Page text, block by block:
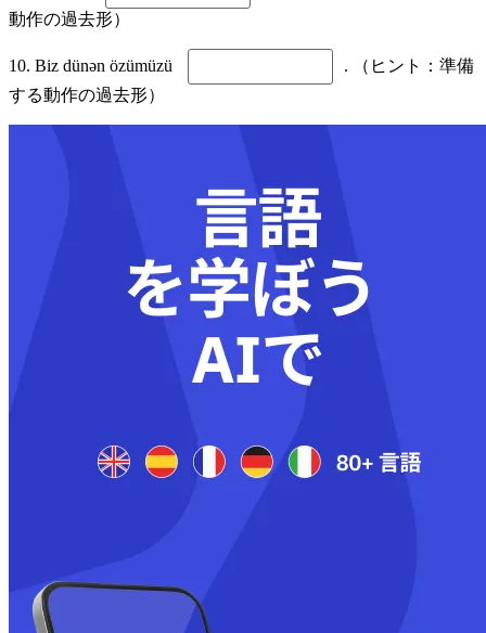
動作の過去形）
10. Biz dünən özümüzü
. （ヒント：準備
する動作の過去形）